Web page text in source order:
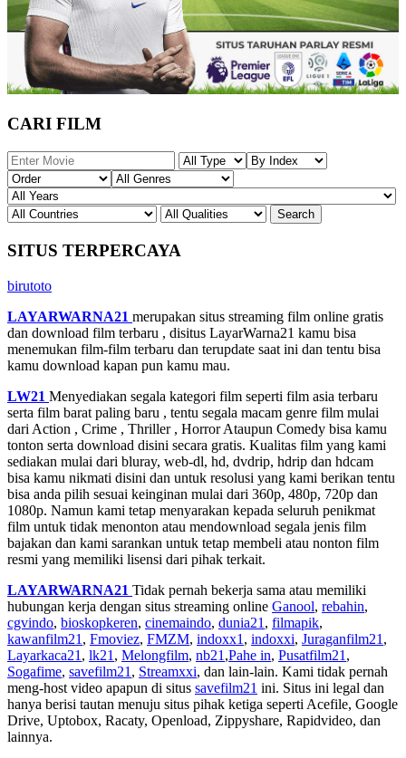
CARI FILM
SITUS TERPERCAYA
birutoto
LAYARWARNA21 merupakan situs streaming film online gratis
dan download film terbaru , disitus LayarWarna21 kamu bisa
menemukan film-film terbaru dan terupdate saat ini dan tentu bisa
kamu download kapan pun kamu mau.
LW21 Menyediakan segala kategori film seperti film asia terbaru
serta film barat paling baru , tentu segala macam genre film mulai
dari Action , Crime , Thriller , Horror Ataupun Comedy bisa kamu
tonton serta download disini secara gratis. Kualitas film yang kami
sediakan mulai dari bluray, web-dl, hd, dvdrip, hdrip dan hdcam
bisa kamu nikmati disini dan untuk resolusi yang kami berikan tentu
bisa anda pilih sesuai keinginan mulai dari 360p, 480p, 720p dan
1080p. Namun kami tetap menyarakan kepada seluruh penikmat
film untuk tidak menonton atau mendownload segala jenis film
bajakan dan kami sarankan untuk tetap membeli atau nonton film
resmi yang memiliki lisensi dari pihak terkait.
LAYARWARNA21 Tidak pernah bekerja sama atau memiliki
hubungan kerja dengan situs streaming online Ganool, rebahin,
cgvindo, bioskopkeren, cinemaindo, dunia21 , filmapik,
kawanfilm21 , Fmoviez, FMZM, indoxx1 , indoxxi, Juraganfilm21 ,
Layarkaca21 , lk21 , Melongfilm, nb21 ,Pahe in, Pusatfilm21 ,
Sogafime, savefilm21 , Streamxxi, dan lain-lain. Kami tidak pernah
meng-host video apapun di situs savefilm21 ini. Situs ini legal dan
hanya berisi tautan menuju situs pihak ketiga seperti Acefile, Google
Drive, Uptobox, Racaty, Openload, Zippyshare, Rapidvideo, dan
lainnya.